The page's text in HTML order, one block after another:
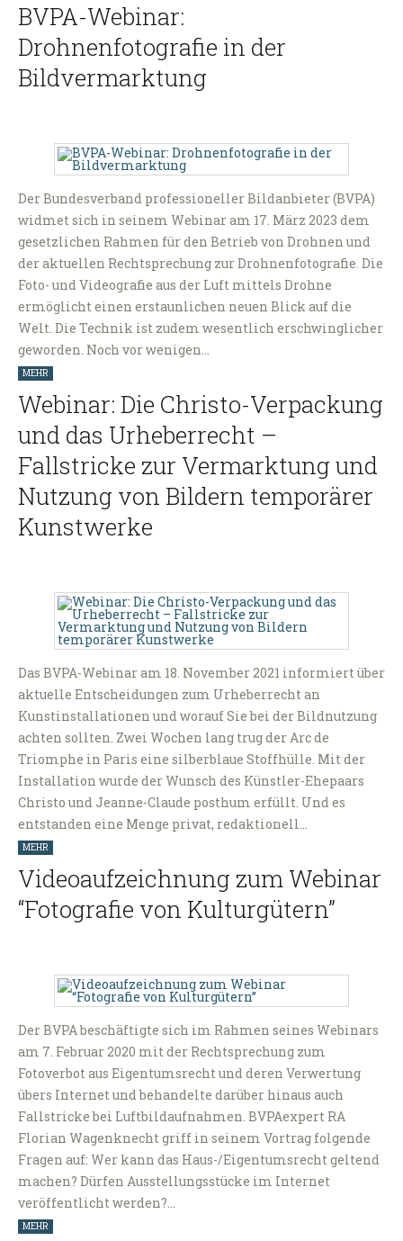
BVPA-Webinar:
Drohnenfotografie in der
Bildvermarktung
Der Bundesverband professioneller Bildanbieter (BVPA)
widmet sich in seinem Webinar am 17. März 2023 dem
gesetzlichen Rahmen für den Betrieb von Drohnen und
der aktuellen Rechtsprechung zur Drohnenfotografie. Die
Foto- und Videografie aus der Luft mittels Drohne
ermöglicht einen erstaunlichen neuen Blick auf die
Welt. Die Technik ist zudem wesentlich erschwinglicher
geworden. Noch vor wenigen…
MEHR
Webinar: Die Christo-Verpackung
und das Urheberrecht –
Fallstricke zur Vermarktung und
Nutzung von Bildern temporärer
Kunstwerke
Das BVPA-Webinar am 18. November 2021 informiert über
aktuelle Entscheidungen zum Urheberrecht an
Kunstinstallationen und worauf Sie bei der Bildnutzung
achten sollten. Zwei Wochen lang trug der Arc de
Triomphe in Paris eine silberblaue Stoffhülle. Mit der
Installation wurde der Wunsch des Künstler-Ehepaars
Christo und Jeanne-Claude posthum erfüllt. Und es
entstanden eine Menge privat, redaktionell…
MEHR
Videoaufzeichnung zum Webinar
“Fotografie von Kulturgütern”
Der BVPA beschäftigte sich im Rahmen seines Webinars
am 7. Februar 2020 mit der Rechtsprechung zum
Fotoverbot aus Eigentumsrecht und deren Verwertung
übers Internet und behandelte darüber hinaus auch
Fallstricke bei Luftbildaufnahmen. BVPAexpert RA
Florian Wagenknecht griff in seinem Vortrag folgende
Fragen auf: Wer kann das Haus-/Eigentumsrecht geltend
machen? Dürfen Ausstellungsstücke im Internet
veröffentlicht werden?…
MEHR